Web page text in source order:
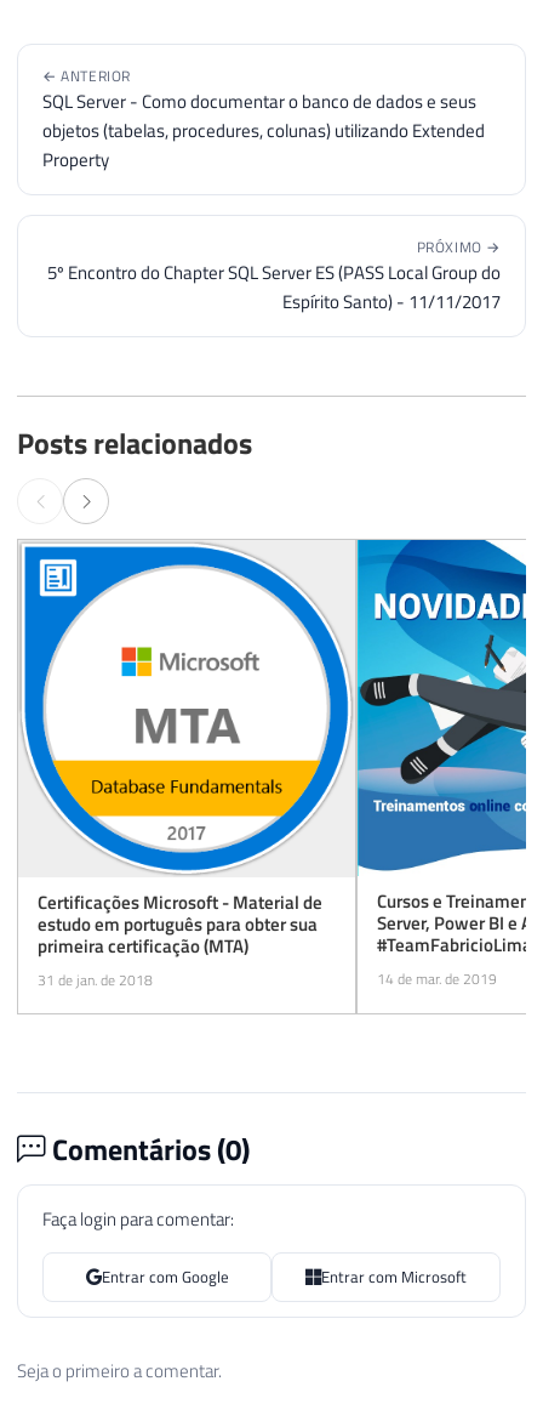
← ANTERIOR
SQL Server - Como documentar o banco de dados e seus
objetos (tabelas, procedures, colunas) utilizando Extended
Property
PRÓXIMO →
5º Encontro do Chapter SQL Server ES (PASS Local Group do
Espírito Santo) - 11/11/2017
Posts relacionados
Certificações Microsoft - Material de
estudo em português para obter sua
primeira certificação (MTA)
31 de jan. de 2018
Cursos e
Server, Power BI e
#TeamFabricioLima:
carreira!
14 de mar. de 2019
Comentários (0)
Faça login para comentar:
Entrar com Google Entrar com Microsoft
Seja o primeiro a comentar.